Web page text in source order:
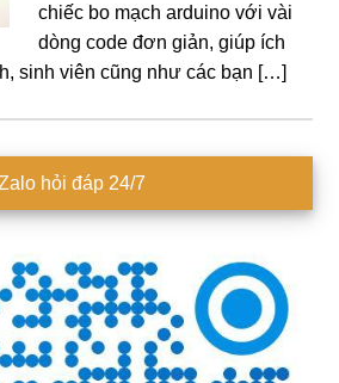
chiếc bo mạch arduino với vài
dòng code đơn giản, giúp ích
sinh viên cũng như các bạn […]
hỏi đáp 24/7